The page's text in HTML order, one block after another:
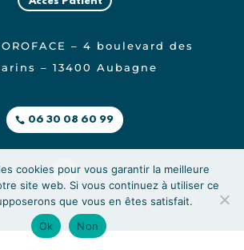
OROFACE – 4 boulevard des
– 13400 Aubagne
06 30 08 60 99
–politique de confidentialté
cookies pour vous garantir la meilleure
site web. Si vous continuez à utiliser ce
que vous en êtes satisfait.
Ok
Non